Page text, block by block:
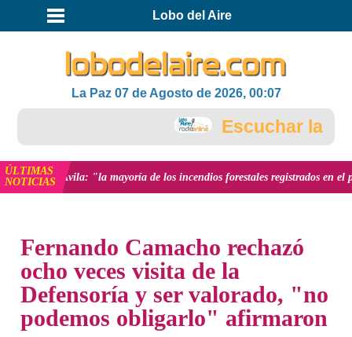
Lobo del Aire
La Paz 07 de Agosto de 2026, 00:07
Escuchar la
ÚLTIMAS
NOTICIAS
Ávila: "la mayoría de los incendios forestales registrados en el país
Fernando Camacho rechazó
ocho veces visita de la
Defensoría y ser valorado, "no
podemos obligarlo" afirmaron